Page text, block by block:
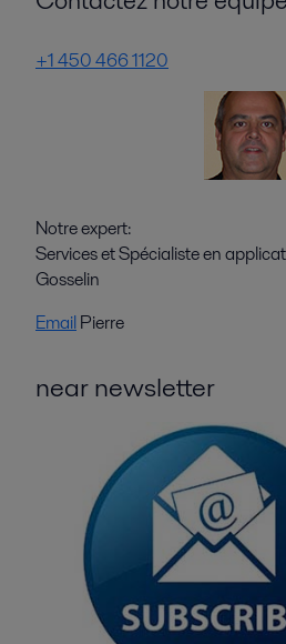
+1 450 466 1120
Notre expert:
Services et Spécialiste en
Gosselin
EmailPierre
near newsletter